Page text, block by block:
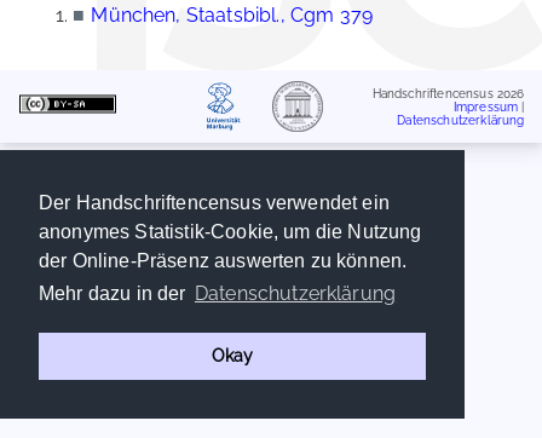
Der Handschriftencensus verwendet ein
anonymes Statistik-Cookie, um die Nutzung
der Online-Präsenz auswerten zu können.
Mehr dazu in der Datenschutzerklärung
Okay
■ München, Staatsbibl., Cgm 379
Handschriftencensus 2026
Impressum
Datenschutzerklärung